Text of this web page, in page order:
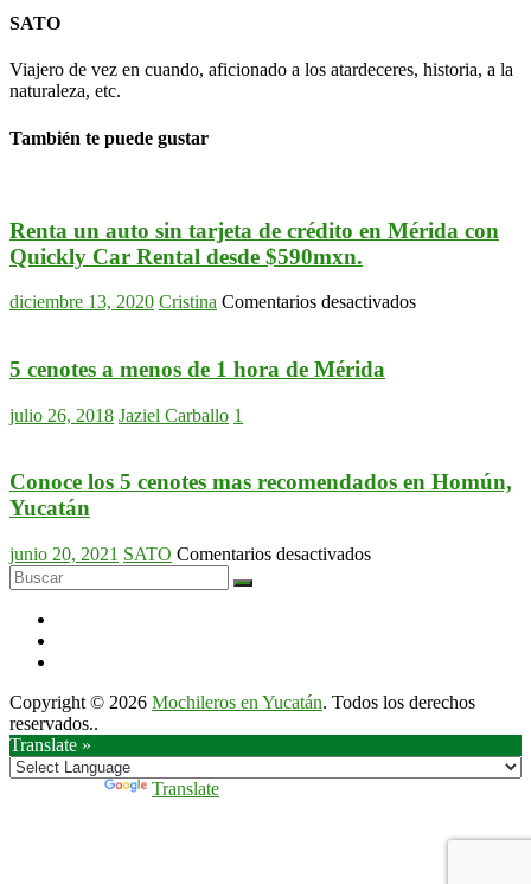
SATO
Viajero de vez en cuando, aficionado a los atardeceres, historia, a la
naturaleza, etc.
También te puede gustar
Renta un auto sin tarjeta de crédito en Mérida con
Quickly Car Rental desde $590mxn.
diciembre 13, 2020 Cristina Comentarios desactivadosen
en
Mérida
5 cenotes a menos de 1 hora de Mérida
julio 26, 2018 Jaziel Carballo 1
Conoce los 5 cenotes mas recomendados en Homún,
Yucatán
junio 20, 2021 SATO Comentarios desactivadosen
en
Copyright © 2026 Mochileros en Yucatán. Todos los derechos
reservados..
Translate »
Translate